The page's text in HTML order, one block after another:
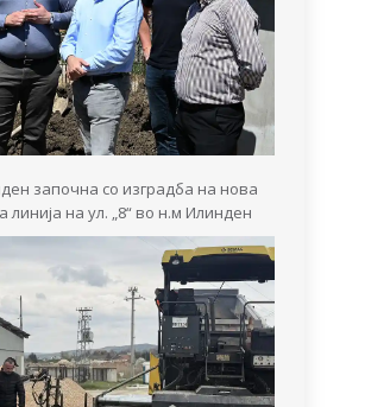
започна со изградба на нова
линија на ул. „8“ во н.м Илинден